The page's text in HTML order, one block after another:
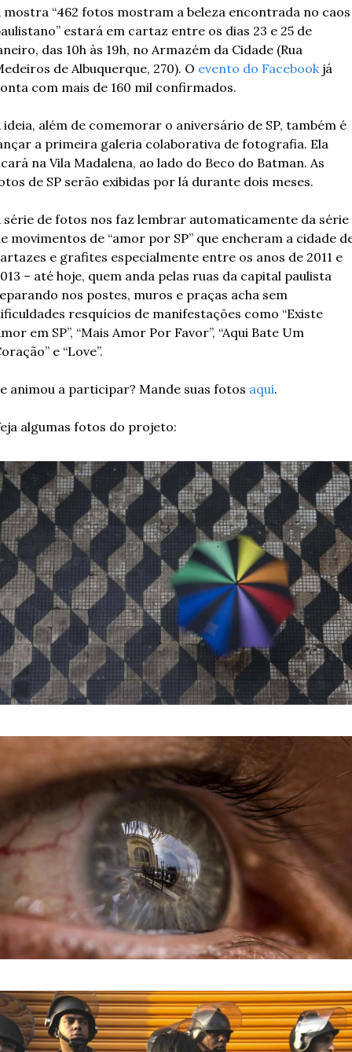
mostra “462 fotos mostram a beleza encontrada no caos
estará em cartaz entre os dias 23 e 25 de
das 10h às 19h, no Armazém da Cidade (Rua
de Albuquerque, 270). O evento do Facebook já
com mais de 160 mil confirmados.
ideia, além de comemorar o aniversário de SP, também é
a primeira galeria colaborativa de fotografia. Ela
na Vila Madalena, ao lado do Beco do Batman. As
de SP serão exibidas por lá durante dois meses.
série de fotos nos faz lembrar automaticamente da série
movimentos de “amor por SP” que encheram a cidade
e grafites especialmente entre os anos de 2011 e
– até hoje, quem anda pelas ruas da capital paulista
nos postes, muros e praças acha sem
resquícios de manifestações como “Existe
em SP”, “Mais Amor Por Favor”, “Aqui Bate Um
e “Love”.
animou a participar? Mande suas fotos aqui.
algumas fotos do projeto: